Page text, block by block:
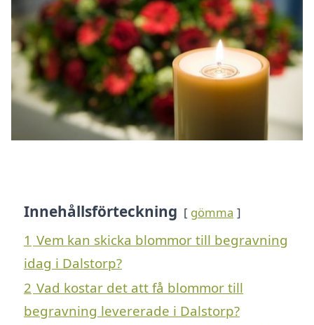
Innehållsförteckning gömma
1 Vem kan skicka blommor till begravning
idag i Dalstorp?
2 Vad kostar det att få blommor till
begravning levererade i Dalstorp?